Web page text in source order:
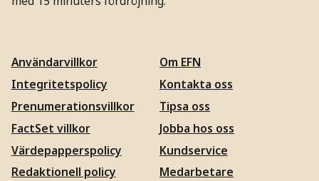
Användarvillkor
Integritetspolicy
Prenumerationsvillkor
FactSet villkor
Värdepapperspolicy
Redaktionell policy
Om EFN
Kontakta oss
Tipsa oss
Jobba hos oss
Kundservice
Medarbetare